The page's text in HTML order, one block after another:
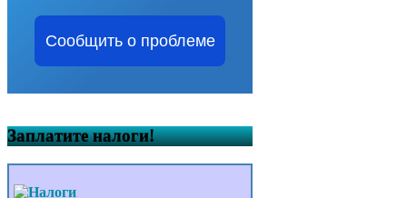
Сообщить о проблеме
Заплатите налоги!